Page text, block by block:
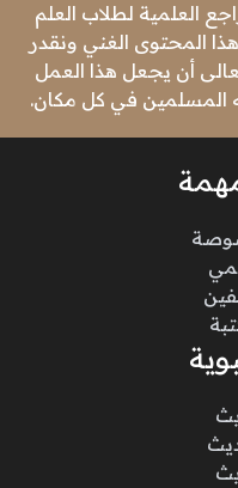
العلمية لطلاب العلم
المحتوى الغني ونقدر
أن يجعل هذا العمل
المسلمين في كل مكان.